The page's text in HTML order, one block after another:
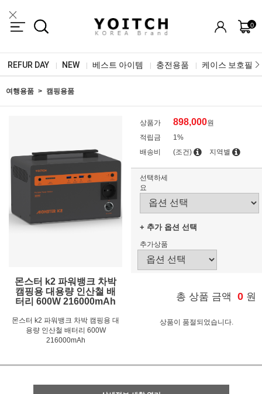
0
REFUR DAY NEW 베스트 아이템 충전용품 케이스 보호필름
여행용품 캠핑용품
몬스터 k2 파워뱅크 차박
캠핑용 대용량 인산철 배
터리 600W 216000mAh
몬스터 k2 파워뱅크 차박 캠핑용 대
용량 인산철 배터리 600W
216000mAh
상품가 898,000원
적립금
1%
배송비
(조건) 지역별
선택하세
요
+ 추가 옵션 선택
추가상품
총 상품 금액 0 원
상품이 품절되었습니다.